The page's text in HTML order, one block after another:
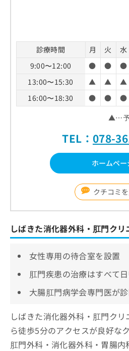
診療時間 月 火 水
9:00〜12:00
● ● ●
13:00〜15:30
▲ ▲ ▲
16:00〜18:30
● ● ●
▲…予
TEL： 078-
ホームペー
クチコミ
しばきた消化器外科・肛門ク
女性専用の待合室を設置
肛門疾患の治療はすべて
大腸肛門病学会専門医が
しばきた消化器外科・肛門ク
ら徒歩5分のアクセスが良好な
肛門外科・消化器外科・胃腸内